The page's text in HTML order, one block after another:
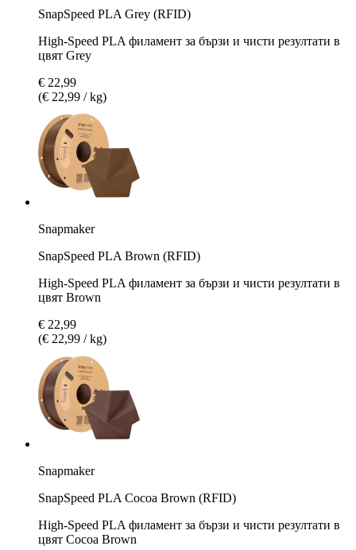
SnapSpeed PLA Grey (RFID)
High-Speed PLA филамент за бързи и чисти резултати в
цвят Grey
€ 22,99
(€ 22,99 / kg)
Snapmaker
SnapSpeed PLA Brown (RFID)
High-Speed PLA филамент за бързи и чисти резултати в
цвят Brown
€ 22,99
(€ 22,99 / kg)
Snapmaker
SnapSpeed PLA Cocoa Brown (RFID)
High-Speed PLA филамент за бързи и чисти резултати в
цвят Cocoa Brown